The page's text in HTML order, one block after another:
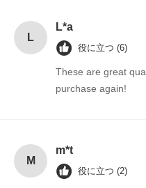
プリントペーパーナプキン
食品と飲料の包装
L
L*a
役に立つ (6)
These are great
purchase again!
M
m*t
役に立つ (2)